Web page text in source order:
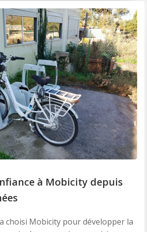
à Mobicity depuis
choisi Mobicity pour développer la